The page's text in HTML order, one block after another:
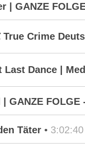
GANZE
Crime
Dance |
GANZE
Täter • 3:02:40